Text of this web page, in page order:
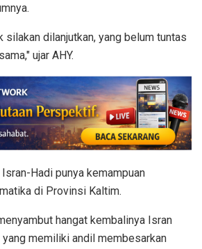
silakan dilanjutkan, yang belum tuntas
ujar AHY.
Isran-Hadi punya kemampuan
di Provinsi Kaltim.
hangat kembalinya Isran
memiliki andil membesarkan